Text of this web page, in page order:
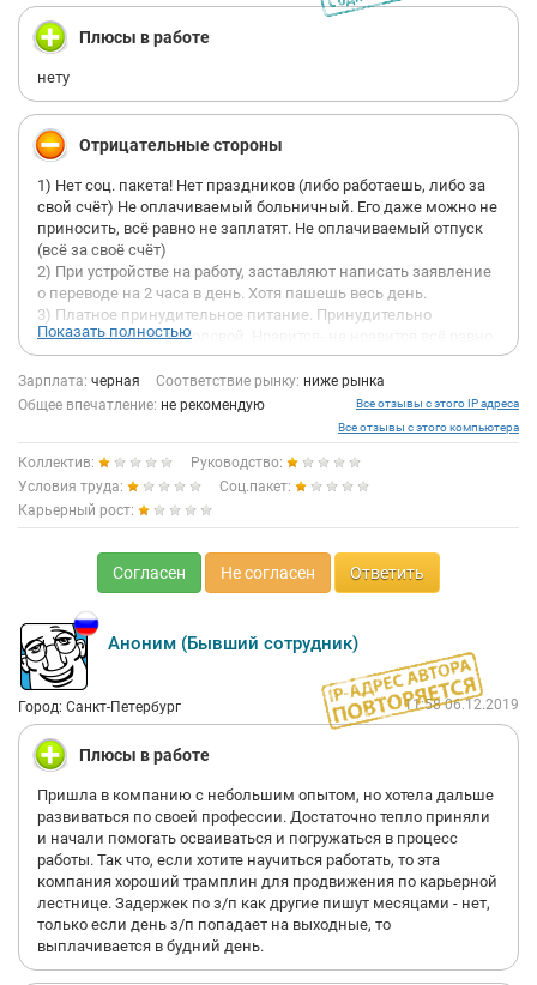
Плюсы в работе
нету
Отрицательные стороны
1) Нет соц. пакета! Нет праздников (либо работаешь, либо за
свой счёт) Не оплачиваемый больничный. Его даже можно не
приносить, всё равно не заплатят. Не оплачиваемый отпуск
(всё за своё счёт)
2) При устройстве на работу, заставляют написать заявление
о переводе на 2 часа в день. Хотя пашешь весь день.
3) Платное принудительное питание. Принудительно
заставляют есть в столовой. Нравится- не нравится всё равно
платишь (от 250р и выше зависит от зарплаты, за один день)
4) Платят чёрную зарплату в конце следующего месяца.
(отработал, например, январь, заплатят 25 февраля. А то и
5) Режут на много черную зарплату задним числом. Потому
что Хильченко В.Е. ТАК захотелось. (Отработал месяц, всё
было нормально, а к выплате зарплаты Хильченко решает
порезать за отработанный месяц без предупреждения).
А ещё этот человек основал бизнес школу Хильченко (БШХ).
Чему он может научить, только как обмануть сотрудников и
отобрать у них деньги, и как потерять свой бизнес.
Мнит из себя миллиардера, а по факту он не кто. Только и
может на сотрудниках отыгрываться. (Директорам вообще
режет нещадно)
Подумайте прежде чем сюда идти на работу, что бы вам не
обещали.
Показать полностью
Зарплата: черная Соответствие рынку: ниже рынка
Общее впечатление: не рекомендую
Все отзывы с этого IP адреса
Все отзывы с этого компьютера
Коллектив:
Руководство:
Условия труда:
Соц.пакет:
Карьерный рост:
Согласен Не согласен Ответить
Аноним (Бывший сотрудник)
Город: Санкт-Петербург 11:58 06.12.2019
Плюсы в работе
Пришла в компанию с небольшим опытом, но хотела дальше
развиваться по своей профессии. Достаточно тепло приняли
и начали помогать осваиваться и погружаться в процесс
работы. Так что, если хотите научиться работать, то эта
компания хороший трамплин для продвижения по карьерной
лестнице. Задержек по з/п как другие пишут месяцами - нет,
только если день з/п попадает на выходные, то
выплачивается в будний день.